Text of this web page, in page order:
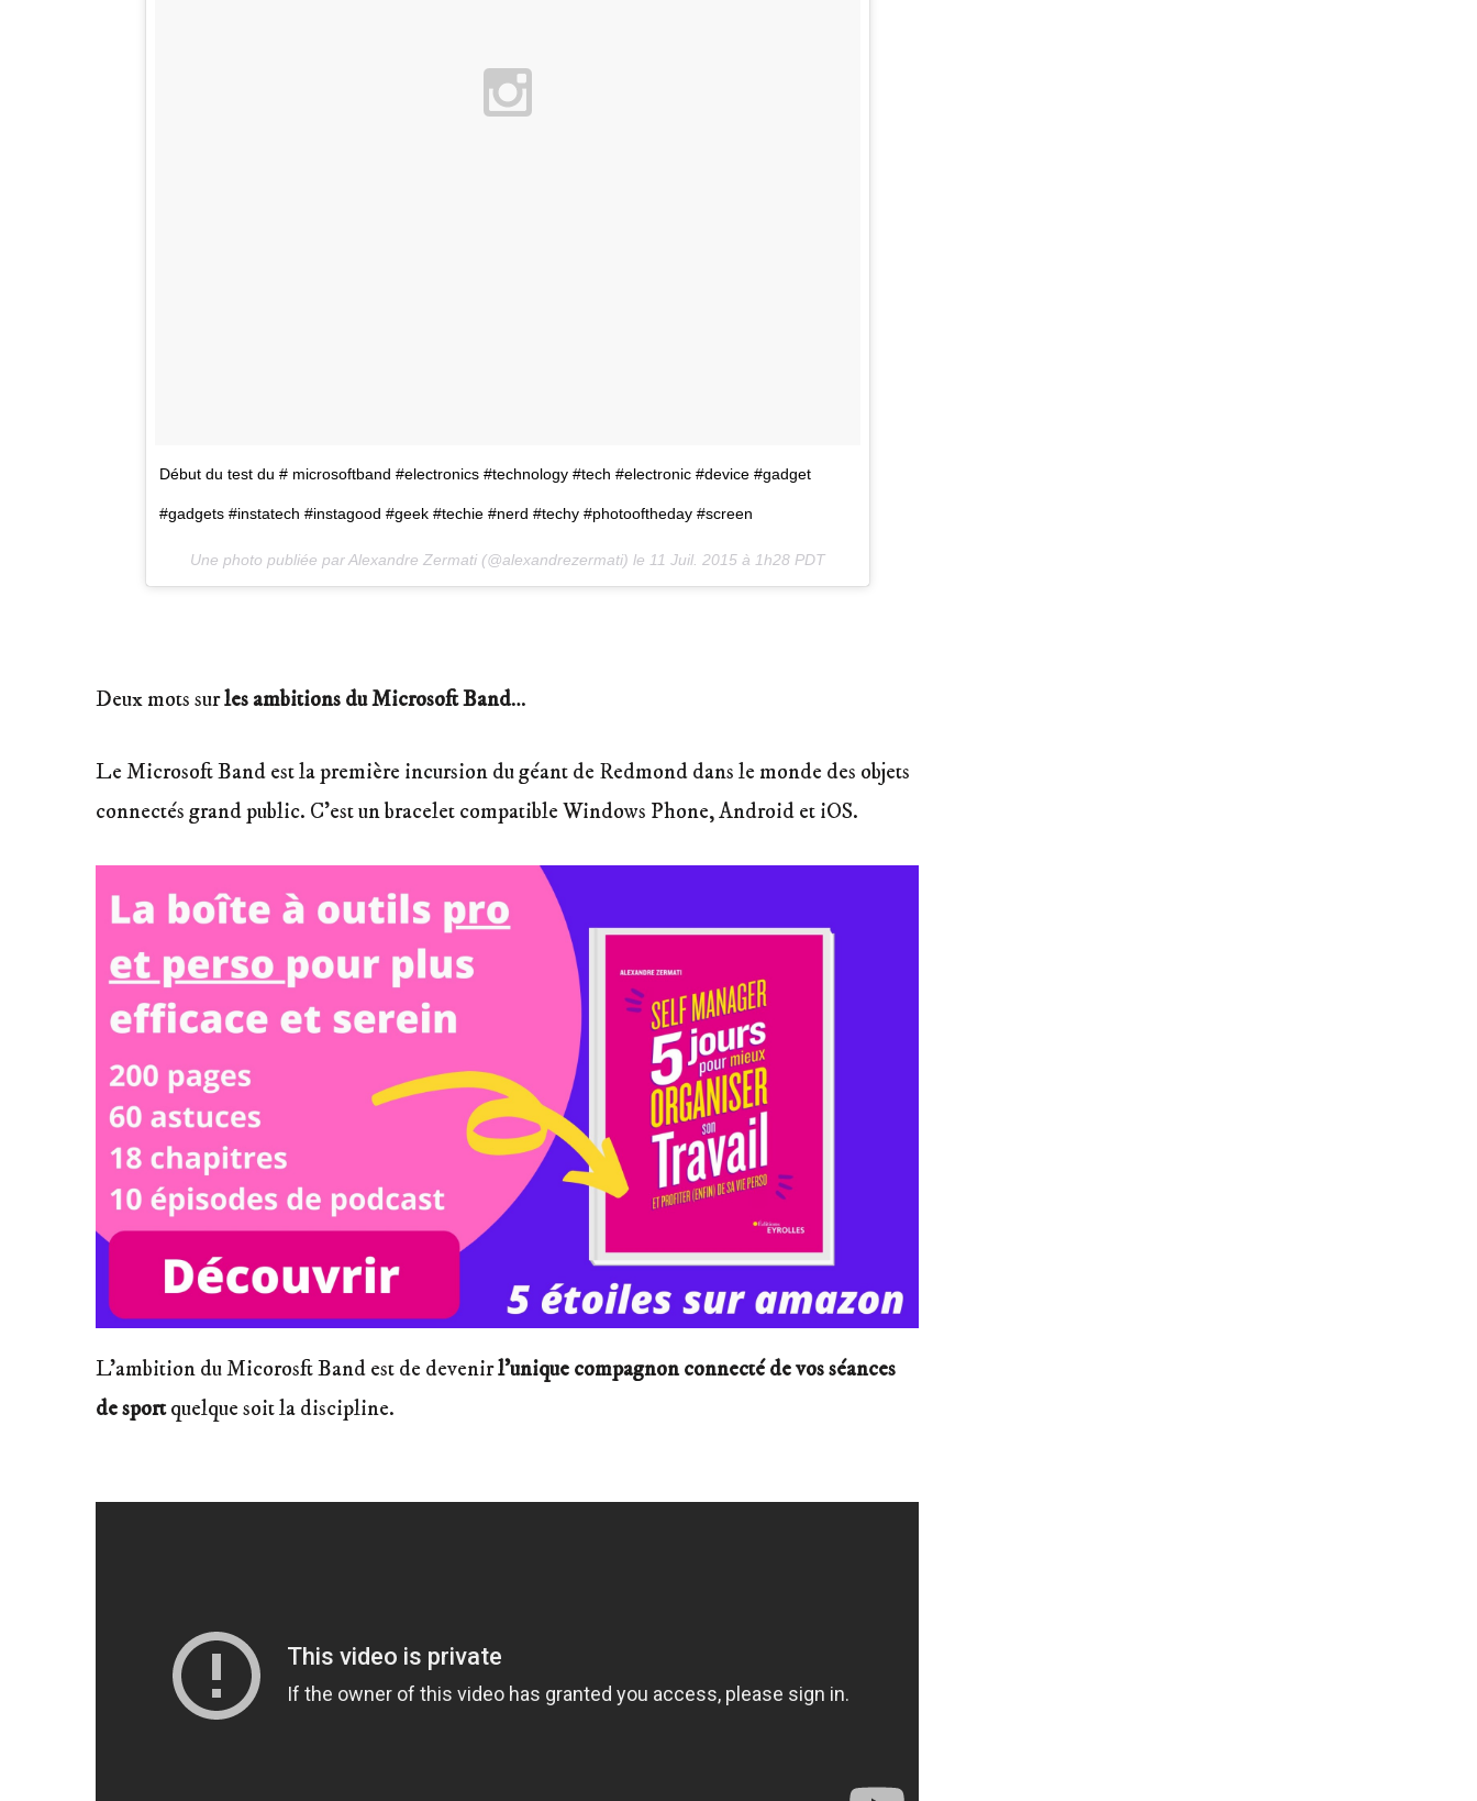
Début du test du # microsoftband #electronics #technology #tech #electronic #device #gadget
#gadgets #instatech #instagood #geek #techie #nerd #techy #photooftheday #screen
Une photo publiée par Alexandre Zermati (@alexandrezermati) le 11 Juil. 2015 à 1h28 PDT
Deux mots surles ambitions du Microsoft Band…
Le Microsoft Band est la première incursion du géant de Redmond dans le monde des objets
connectés grand public. C’est un bracelet compatible Windows Phone, Android et iOS.
L’ambition du Micorosft Band est de devenirl’unique compagnon connecté de vos séances
de sportquelque soit la discipline.